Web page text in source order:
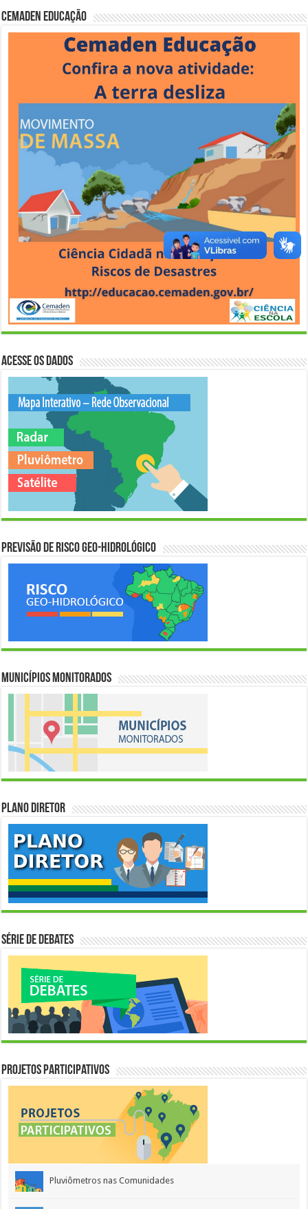
Cemaden Educação
Acesse os Dados
Previsão de Risco Geo-Hidrológico
Municípios Monitorados
Plano Diretor
Série de Debates
Projetos Participativos
Pluviômetros nas Comunidades